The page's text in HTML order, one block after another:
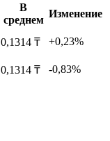
В
среднем
Изменение
0,1314 ₸
+0,23%
0,1314 ₸ -0,83%